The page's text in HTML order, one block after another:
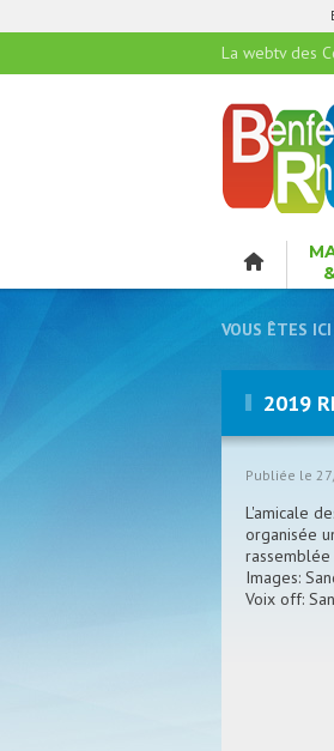
La webtv des
VOUS ÊTES
2019
Publiée le
L'amicale
organisée
Images:
Voix off: